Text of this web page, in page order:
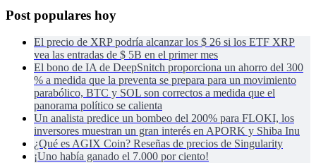
Post populares hoy
El precio de XRP podría alcanzar los $ 26 si los ETF XRP
vea las entradas de $ 5B en el primer mes
El bono de IA de DeepSnitch proporciona un ahorro del 300
% a medida que la preventa se prepara para un movimiento
parabólico, BTC y SOL son correctos a medida que el
panorama político se calienta
Un analista predice un bombeo del 200% para FLOKI, los
inversores muestran un gran interés en APORK y Shiba Inu
¿Qué es AGIX Coin? Reseñas de precios de Singularity
¡Uno había ganado el 7.000 por ciento!